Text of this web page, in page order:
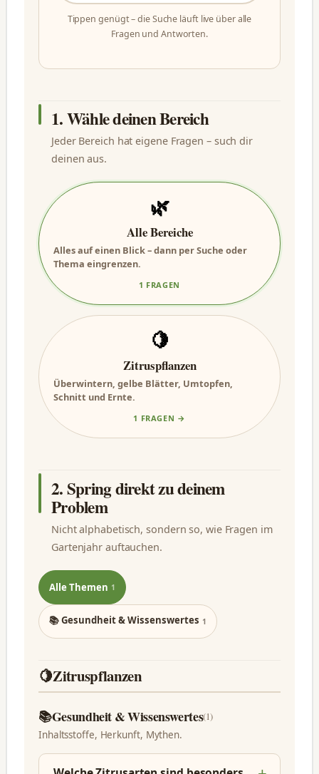
Tippen genügt – die Suche läuft live über alle
Fragen und Antworten.
1. Wähle deinen Bereich
Jeder Bereich hat eigene Fragen – such dir
deinen aus.
🌿
Alle Bereiche
Alles auf einen Blick – dann per Suche oder
Thema eingrenzen.
1 FRAGEN
🍋
Zitruspflanzen
Überwintern, gelbe Blätter, Umtopfen,
Schnitt und Ernte.
1 FRAGEN →
2. Spring direkt zu deinem
Problem
Nicht alphabetisch, sondern so, wie Fragen im
Gartenjahr auftauchen.
Alle Themen 1
📚 Gesundheit & Wissenswertes 1
🍋Zitruspflanzen
📚Gesundheit & Wissenswertes(1)
Inhaltsstoffe, Herkunft, Mythen.